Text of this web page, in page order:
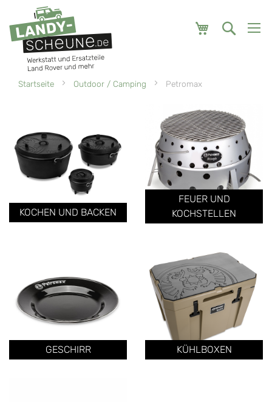
Mein
Startseite Outdoor / Camping Petromax
KOCHEN UND BACKEN
FEUER UND
KOCHSTELLEN
GESCHIRR KÜHLBOXEN